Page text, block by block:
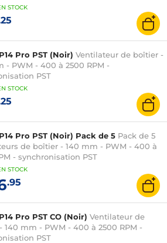
STOCK
Pro PST (Noir) Ventilateur de boîtier -
- PWM - 400 à 2500 RPM -
PST
STOCK
Pro PST (Noir) Pack de 5 Pack de 5
de boîtier - 140 mm - PWM - 400 à
- synchronisation PST
STOCK
.95
Pro PST CO (Noir) Ventilateur de
140 mm - PWM - 400 à 2500 RPM -
PST